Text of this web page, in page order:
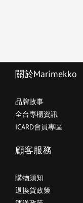
關於Marimekko
品牌故事
全台專櫃資訊
ICARD會員專區
顧客服務
購物須知
退換貨政策